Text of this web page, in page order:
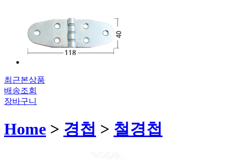
최근본상품
배송조회
장바구니
Home > 경첩 > 철경첩